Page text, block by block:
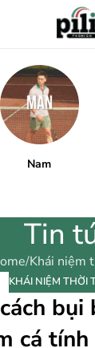
Nam
Tin
Khái niệm
KHÁI NIỆM THỜI
bụi
cá